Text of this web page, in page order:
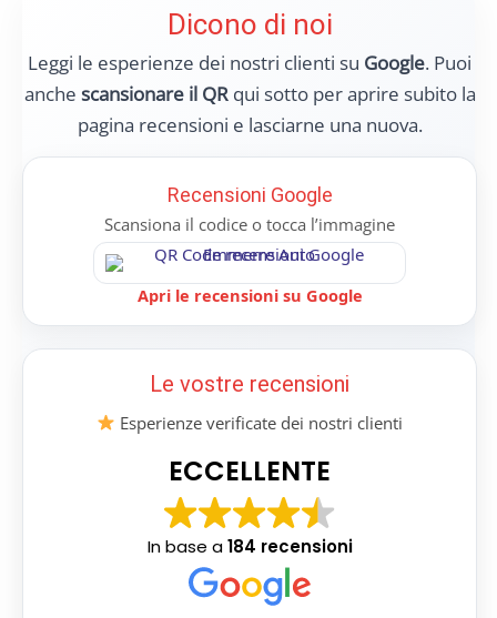
Dicono di noi
Leggi le esperienze dei nostri clienti su Google. Puoi
anche scansionare il QRqui sotto per aprire subito la
pagina recensioni e lasciarne una nuova.
Recensioni Google
Scansiona il codice o tocca l’immagine
Apri le recensioni su Google
Le vostre recensioni
Esperienze verificate dei nostri clienti
ECCELLENTE
In base a184 recensioni